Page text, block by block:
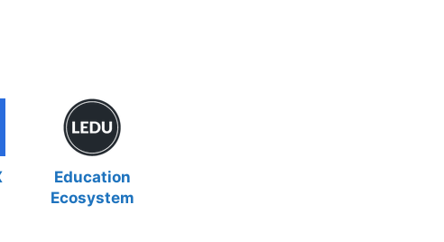
Education
Ecosystem